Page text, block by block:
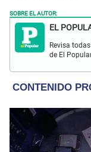
SOBRE EL AUTOR:
EL
Revisa
de El